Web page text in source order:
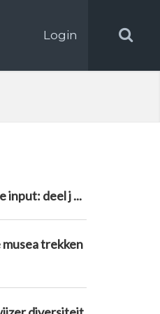
Login
input: deel j ...
musea trekken